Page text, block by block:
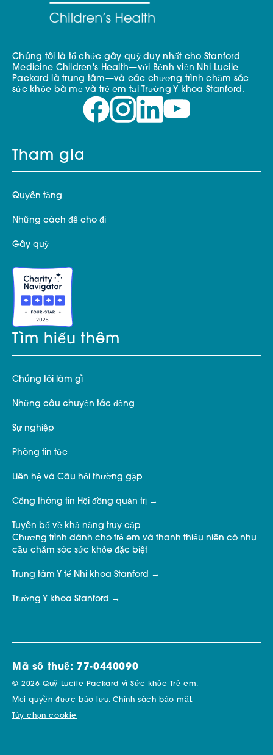
Chúng tôi là tổ chức gây quỹ duy nhất cho Stanford
Medicine Children's Health—với Bệnh viện Nhi Lucile
Packard là trung tâm—và các chương trình chăm sóc
sức khỏe bà mẹ và trẻ em tại Trường Y khoa Stanford.
Tham gia
Quyên tặng
Những cách để cho đi
Gây quỹ
Tìm hiểu thêm
Chúng tôi làm gì
Những câu chuyện tác động
Sự nghiệp
Phòng tin tức
Liên hệ và Câu hỏi thường gặp
Cổng thông tin Hội đồng quản trị
Tuyên bố về khả năng truy cập
Chương trình dành cho trẻ em và thanh thiếu niên có nhu
cầu chăm sóc sức khỏe đặc biệt
Trung tâm Y tế Nhi khoa Stanford
Trường Y khoa Stanford
Mã số thuế: 77-0440090
© 2026 Quỹ Lucile Packard vì Sức khỏe Trẻ em.
Mọi quyền được bảo lưu.Chính sách bảo mật.
Tùy chọn cookie